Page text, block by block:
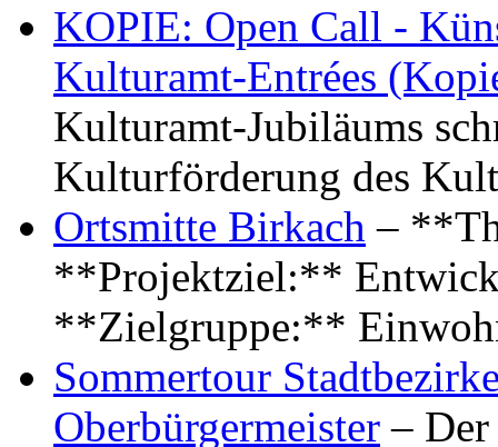
KOPIE: Open Call -
Kulturamt-Entrées
Kulturamt-Jubiläums
Kulturförderung des
Ortsmitte Birkach –
**Projektziel:**
**Zielgruppe:**
Sommertour
Oberbürgermeister –